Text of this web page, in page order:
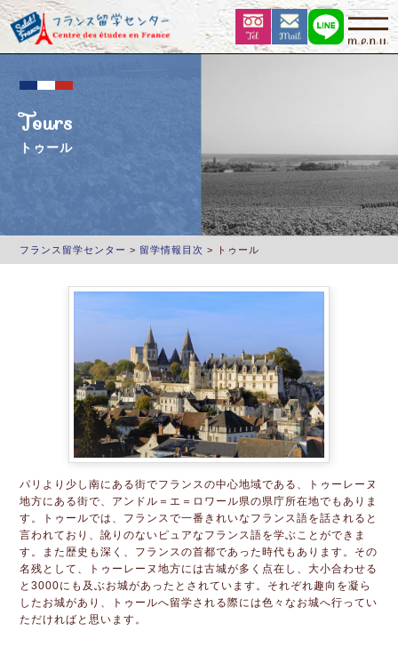
Tours
トゥール
フランス留学センター > 留学情報目次 > トゥール
パリより少し南にある街でフランスの中心地域である、トゥーレーヌ
地方にある街で、アンドル＝エ＝ロワール県の県庁所在地でもありま
す。トゥールでは、フランスで一番きれいなフランス語を話されると
言われており、訛りのないピュアなフランス語を学ぶことができま
す。また歴史も深く、フランスの首都であった時代もあります。その
名残として、トゥーレーヌ地方には古城が多く点在し、大小合わせる
と3000にも及ぶお城があったとされています。それぞれ趣向を凝ら
したお城があり、トゥールへ留学される際には色々なお城へ行ってい
ただければと思います。